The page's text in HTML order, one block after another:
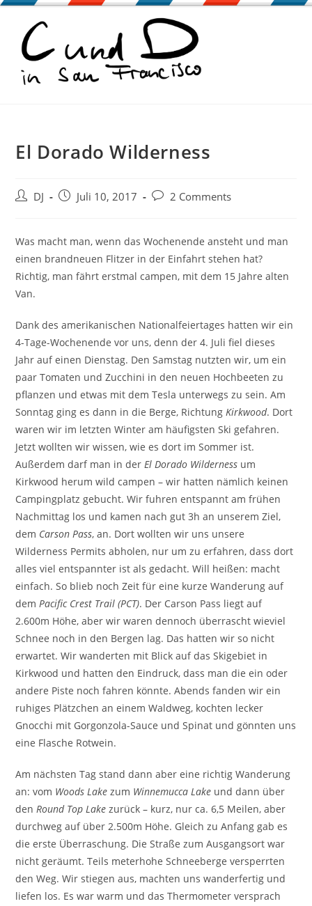
Zum
springen
El Dorado Wilderness
Beitrags-
DJ
BeitragJuli 10, 2017
Beitrags-
2 Comments
Was macht man, wenn das Wochenende ansteht und man
einen brandneuen Flitzer in der Einfahrt stehen hat?
Richtig, man fährt erstmal campen, mit dem 15 Jahre alten
Van.
Dank des amerikanischen Nationalfeiertages hatten wir ein
4-Tage-Wochenende vor uns, denn der 4. Juli fiel dieses
Jahr auf einen Dienstag. Den Samstag nutzten wir, um ein
paar Tomaten und Zucchini in den neuen Hochbeeten zu
pflanzen und etwas mit dem Tesla unterwegs zu sein. Am
Sonntag ging es dann in die Berge, RichtungKirkwood. Dort
waren wir im letzten Winter am häufigsten Ski gefahren.
Jetzt wollten wir wissen, wie es dort im Sommer ist.
Außerdem darf man in derEl Dorado Wilderness um
Kirkwood herum wild campen – wir hatten nämlich keinen
Campingplatz gebucht. Wir fuhren entspannt am frühen
Nachmittag los und kamen nach gut 3h an unserem Ziel,
dem Carson Pass, an. Dort wollten wir uns unsere
Wilderness Permits abholen, nur um zu erfahren, dass dort
alles viel entspannter ist als gedacht. Will heißen: macht
einfach. So blieb noch Zeit für eine kurze Wanderung auf
demPacific Crest Trail (PCT). Der Carson Pass liegt auf
2.600m Höhe, aber wir waren dennoch überrascht wieviel
Schnee noch in den Bergen lag. Das hatten wir so nicht
erwartet. Wir wanderten mit Blick auf das Skigebiet in
Kirkwood und hatten den Eindruck, dass man die ein oder
andere Piste noch fahren könnte. Abends fanden wir ein
ruhiges Plätzchen an einem Waldweg, kochten lecker
Gnocchi mit Gorgonzola-Sauce und Spinat und gönnten uns
eine Flasche Rotwein.
Am nächsten Tag stand dann aber eine richtig Wanderung
an: vom Woods Lake zum Winnemucca Lake und dann über
denRound Top Lake zurück – kurz, nur ca. 6,5 Meilen, aber
durchweg auf über 2.500m Höhe. Gleich zu Anfang gab es
die erste Überraschung. Die Straße zum Ausgangsort war
nicht geräumt. Teils meterhohe Schneeberge versperrten
den Weg. Wir stiegen aus, machten uns wanderfertig und
liefen los. Es war warm und das Thermometer versprach